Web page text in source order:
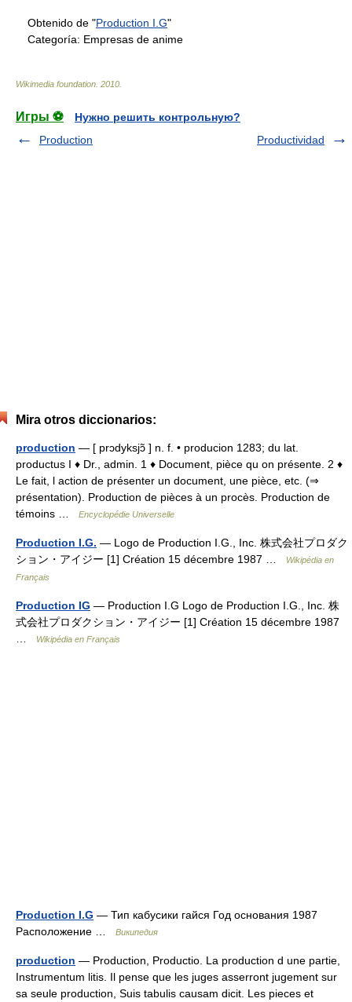
Obtenido de "Production I.G"
Categoría: Empresas de anime
Wikimedia foundation 2010
Игры ⚽
Нужно решить контрольную?
Production
Productividad
Mira otros diccionarios:
production — [ prɔdyksjɔ̃ ] n. f. • producion 1283; du lat.
productus I ♦ Dr., admin. 1 ♦ Document, pièce qu on présente. 2 ♦
Le fait, l action de présenter un document, une pièce, etc. (⇒
présentation). Production de pièces à un procès. Production de
témoins …
Encyclopédie Universelle
Production I.G. — Logo de Production I.G., Inc. 株式会社プロダク
ション・アイジー [1] Création 15 décembre 1987 …
Wikipédia en
Français
Production IG — Production I.G Logo de Production I.G., Inc. 株
式会社プロダクション・アイジー [1] Création 15 décembre 1987
Wikipédia en Français
Production I.G — Тип кабусики гайся Год основания 1987
Расположение …
Википедия
production — Production, Productio. La production d une partie,
Instrumentum litis. Il pense que les juges asserront jugement sur
sa seule production, Suis tabulis causam dicit. Les pieces et